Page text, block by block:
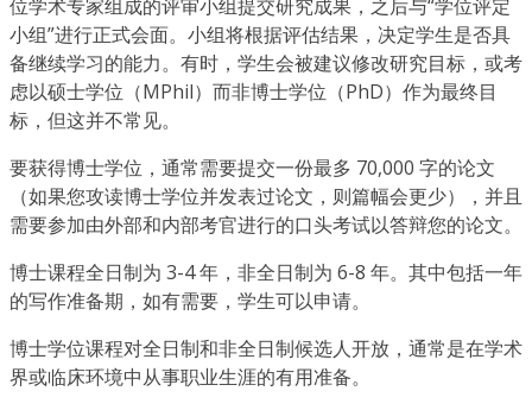
位学术专家组成的评审小组提交研究成果，之后与“学位评定
小组”进行正式会面。小组将根据评估结果，决定学生是否具
备继续学习的能力。有时，学生会被建议修改研究目标，或考
虑以硕士学位（MPhil）而非博士学位（PhD）作为最终目
标，但这并不常见。
要获得博士学位，通常需要提交一份最多 70,000 字的论文
（如果您攻读博士学位并发表过论文，则篇幅会更少），并且
需要参加由外部和内部考官进行的口头考试以答辩您的论文。
博士课程全日制为 3-4 年，非全日制为 6-8 年。其中包括一年
的写作准备期，如有需要，学生可以申请。
博士学位课程对全日制和非全日制候选人开放，通常是在学术
界或临床环境中从事职业生涯的有用准备。